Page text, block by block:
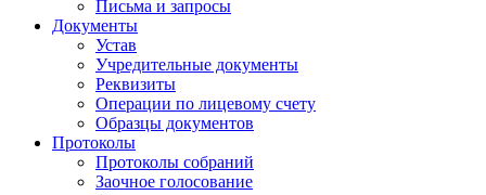
Письма и запросы
Документы
Устав
Учредительные документы
Реквизиты
Операции по лицевому счету
Образцы документов
Протоколы
Протоколы собраний
Заочное голосование